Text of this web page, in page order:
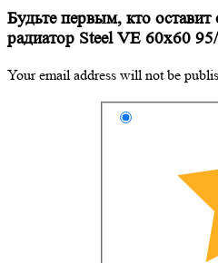
Будьте первым, кто
радиатор Steel VE 60х60
Your email address will not be